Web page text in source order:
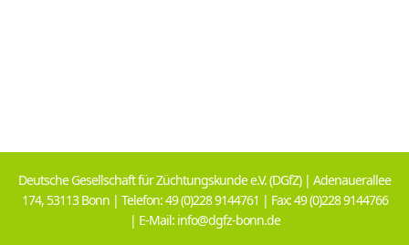
Deutsche Gesellschaft für Züchtungskunde e.V. (DGfZ) | Adenauerallee
174, 53113 Bonn | Telefon: 49 (0)228 9144761 | Fax: 49 (0)228 9144766
| E-Mail: info@dgfz-bonn.de